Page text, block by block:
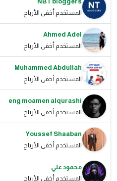
المستخدم أخفى الأرباح
Ahmed Adel
المستخدم أخفى الأرباح
Muhammed Abdullah
المستخدم أخفى الأرباح
eng moamen alqurashi
المستخدم أخفى الأرباح
Youssef Shaaban
المستخدم أخفى الأرباح
محمود علي
المستخدم أخفى الأرباح